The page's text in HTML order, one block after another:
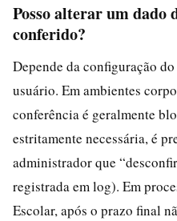
Posso alterar um dado
conferido?
Depende da configuração
usuário. Em ambientes
conferência é geralmente
estritamente necessária, é
administrador que
registrada em log). Em
Escolar, após o prazo final